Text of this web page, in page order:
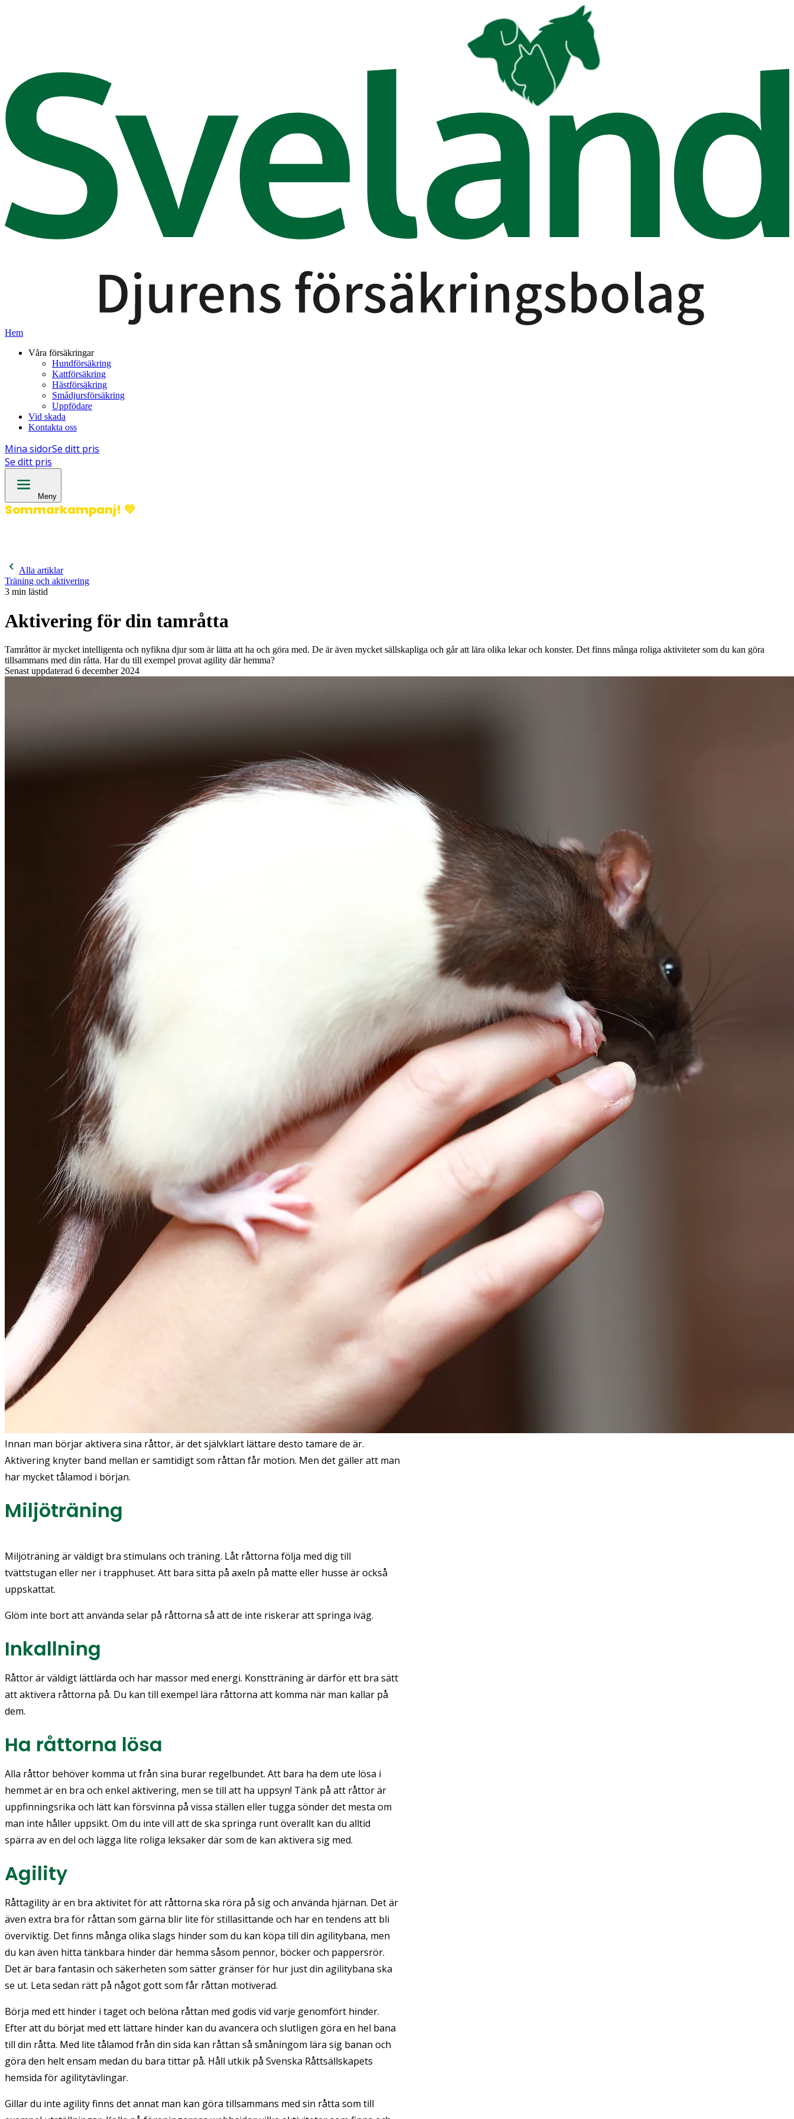
Hem
Våra försäkringar
Hundförsäkring
Kattförsäkring
Hästförsäkring
Smådjursförsäkring
Uppfödare
Vid skada
Kontakta oss
Mina sidorSe ditt pris
Se ditt pris
Meny
Sommarkampanj! 💚
Alla artiklar
Träning och aktivering
3 min lästid
Aktivering för din tamråtta
Tamråttor är mycket intelligenta och nyfikna djur som är lätta att ha och göra med. De är även mycket sällskapliga och går att lära olika lekar och konster. Det finns många roliga aktiviteter som du kan göra
tillsammans med din råtta. Har du till exempel provat agility där hemma?
Senast uppdaterad 6 december 2024
Innan man börjar aktivera sina råttor, är det självklart lättare desto tamare de är.
Aktivering knyter band mellan er samtidigt som råttan får motion. Men det gäller att man
har mycket tålamod i början.
Miljöträning
Miljöträning är väldigt bra stimulans och träning. Låt råttorna följa med dig till
tvättstugan eller ner i trapphuset. Att bara sitta på axeln på matte eller husse är också
uppskattat.
Glöm inte bort att använda selar på råttorna så att de inte riskerar att springa iväg.
Inkallning
Råttor är väldigt lättlärda och har massor med energi. Konstträning är därför ett bra sätt
att aktivera råttorna på. Du kan till exempel lära råttorna att komma när man kallar på
dem.
Ha råttorna lösa
Alla råttor behöver komma ut från sina burar regelbundet. Att bara ha dem ute lösa i
hemmet är en bra och enkel aktivering, men se till att ha uppsyn! Tänk på att råttor är
uppfinningsrika och lätt kan försvinna på vissa ställen eller tugga sönder det mesta om
man inte håller uppsikt. Om du inte vill att de ska springa runt överallt kan du alltid
spärra av en del och lägga lite roliga leksaker där som de kan aktivera sig med.
Agility
Råttagility är en bra aktivitet för att råttorna ska röra på sig och använda hjärnan. Det är
även extra bra för råttan som gärna blir lite för stillasittande och har en tendens att bli
överviktig. Det finns många olika slags hinder som du kan köpa till din agilitybana, men
du kan även hitta tänkbara hinder där hemma såsom pennor, böcker och pappersrör.
Det är bara fantasin och säkerheten som sätter gränser för hur just din agilitybana ska
se ut. Leta sedan rätt på något gott som får råttan motiverad.
Börja med ett hinder i taget och belöna råttan med godis vid varje genomfört hinder.
Efter att du börjat med ett lättare hinder kan du avancera och slutligen göra en hel bana
till din råtta. Med lite tålamod från din sida kan råttan så småningom lära sig banan och
göra den helt ensam medan du bara tittar på. Håll utkik på Svenska Råttsällskapets
hemsida för agilitytävlingar.
Gillar du inte agility finns det annat man kan göra tillsammans med sin råtta som till